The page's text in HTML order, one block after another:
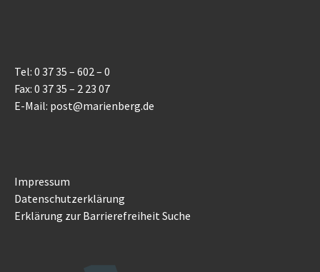
Tel: 0 37 35 – 602 – 0
Fax: 0 37 35 – 2 23 07
E-Mail: post@marienberg.de
Impressum
Datenschutzerklärung
Erklärung zur Barrierefreiheit Suche